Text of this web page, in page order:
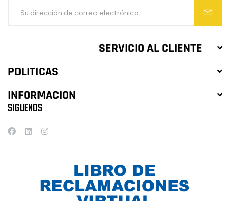
SERVICIO AL CLIENTE
POLITICAS
INFORMACION
SIGUENOS